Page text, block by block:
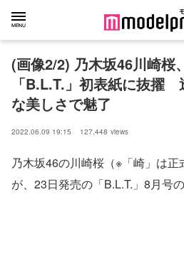
(画像2/2) 乃木坂46川崎桜
「B.L.T.」初表紙に抜擢
な美しさで魅了
2022.06.09 19:15 127,448 views
乃木坂46の川崎桜（※「崎」は正
が、23日発売の「B.L.T.」8月号